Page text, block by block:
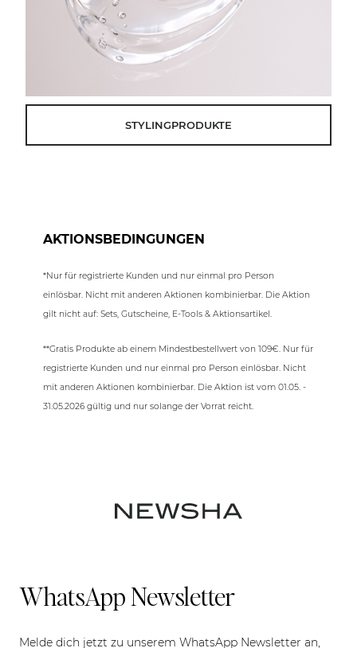
STYLINGPRODUKTE
AKTIONSBEDINGUNGEN
*Nur für registrierte Kunden und nur einmal pro Person
einlösbar. Nicht mit anderen Aktionen kombinierbar. Die Aktion
gilt nicht auf: Sets, Gutscheine, E-Tools & Aktionsartikel.
**Gratis Produkte ab einem Mindestbestellwert von 109€. Nur für
registrierte Kunden und nur einmal pro Person einlösbar. Nicht
mit anderen Aktionen kombinierbar. Die Aktion ist vom 01.05. -
31.05.2026 gültig und nur solange der Vorrat reicht.
WhatsApp Newsletter
Melde dich jetzt zu unserem WhatsApp Newsletter an,